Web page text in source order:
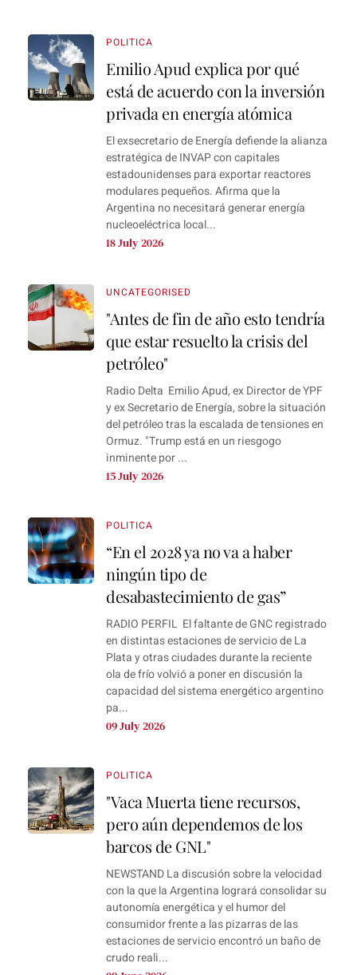
POLITICA
Emilio Apud explica por qué
está de acuerdo con la inversión
privada en energía atómica
El exsecretario de Energía defiende la alianza
estratégica de INVAP con capitales
estadounidenses para exportar reactores
modulares pequeños. Afirma que la
Argentina no necesitará generar energía
nucleoeléctrica local...
18 July 2026
UNCATEGORISED
"Antes de fin de año esto tendría
que estar resuelto la crisis del
petróleo"
Radio Delta Emilio Apud, ex Director de YPF
y ex Secretario de Energía, sobre la situación
del petróleo tras la escalada de tensiones en
Ormuz. "Trump está en un riesgogo
inminente por ...
15 July 2026
POLITICA
“En el 2028 ya no va a haber
ningún tipo de
desabastecimiento de gas”
RADIO PERFIL El faltante de GNC registrado
en distintas estaciones de servicio de La
Plata y otras ciudades durante la reciente
ola de frío volvió a poner en discusión la
capacidad del sistema energético argentino
pa...
09 July 2026
POLITICA
"Vaca Muerta tiene recursos,
pero aún dependemos de los
barcos de GNL"
NEWSTAND La discusión sobre la velocidad
con la que la Argentina logrará consolidar su
autonomía energética y el humor del
consumidor frente a las pizarras de las
estaciones de servicio encontró un baño de
crudo reali...